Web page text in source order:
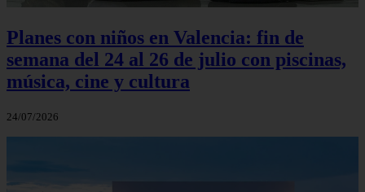
Planes con niños en Valencia: fin de
semana del 24 al 26 de julio con piscinas,
música, cine y cultura
24/07/2026